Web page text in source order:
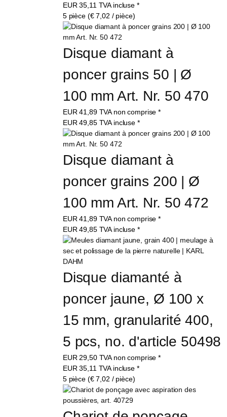
EUR35,11 TVA incluse *
5 pièce (€ 7,02 / pièce)
Disque diamant à
poncer grains 50 | Ø
100 mm Art. Nr. 50 470
EUR41,89 TVA non comprise *
EUR49,85 TVA incluse *
Disque diamant à
poncer grains 200 | Ø
100 mm Art. Nr. 50 472
EUR41,89 TVA non comprise *
EUR49,85 TVA incluse *
Disque diamanté à
poncer jaune, Ø 100 x
15 mm, granularité 400,
5 pcs, no. d'article 50498
EUR 29,50 TVA non comprise *
EUR35,11 TVA incluse *
5 pièce (€ 7,02 / pièce)